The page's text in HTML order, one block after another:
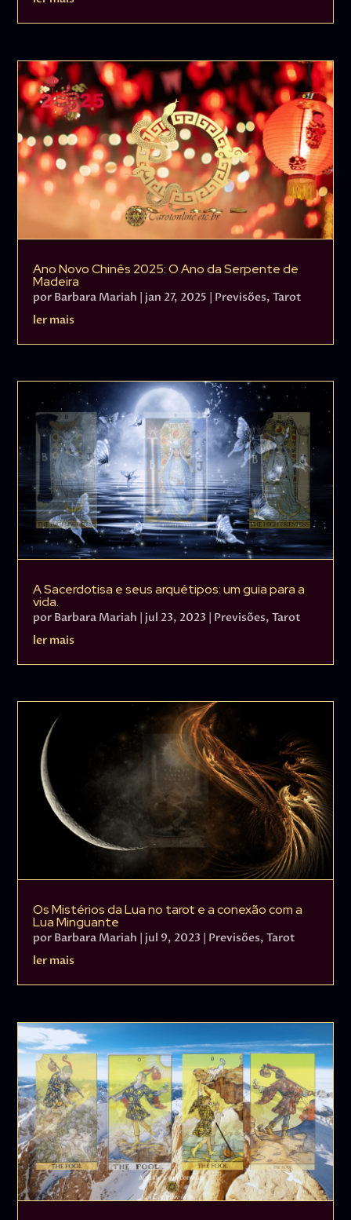
Ano Novo Chinês 2025: O Ano da Serpente de
Madeira
por Barbara Mariah | jan 27, 2025 | Previsões,Tarot
ler mais
A Sacerdotisa e seus arquétipos: um guia para a
vida.
por Barbara Mariah | jul 23, 2023 | Previsões,Tarot
ler mais
Os Mistérios da Lua no tarot e a conexão com a
Lua Minguante
por Barbara Mariah jul 9, 2023 Previsões,Tarot
ler mais